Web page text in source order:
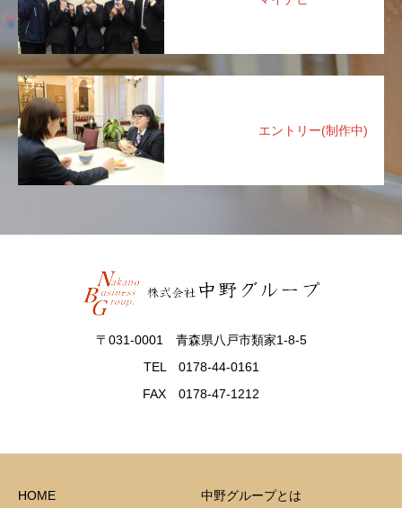
エントリー(制作中)
〒031-0001 青森県八戸市類家1-8-5
TEL 0178-44-0161
FAX 0178-47-1212
HOME 中野グループとは